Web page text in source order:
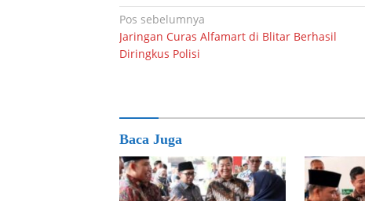
Navigasi
pos
Pos sebelumnya
Jaringan Curas Alfamart di Blitar Berhasil
Diringkus Polisi
Baca Juga